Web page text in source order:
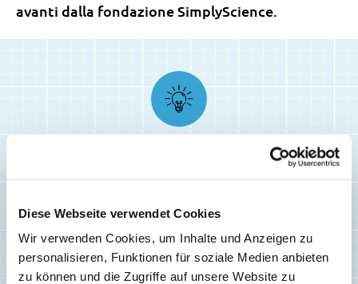
Diese Webseite verwendet Cookies
Wir verwenden Cookies, um Inhalte und Anzeigen zu
personalisieren, Funktionen für soziale Medien anbieten
zu können und die Zugriffe auf unsere Website zu
avanti dalla fondazione SimplyScience.